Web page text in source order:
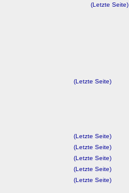
(Letzte Seite)
(Letzte Seite)
(Letzte Seite)
(Letzte Seite)
(Letzte Seite)
(Letzte Seite)
(Letzte Seite)